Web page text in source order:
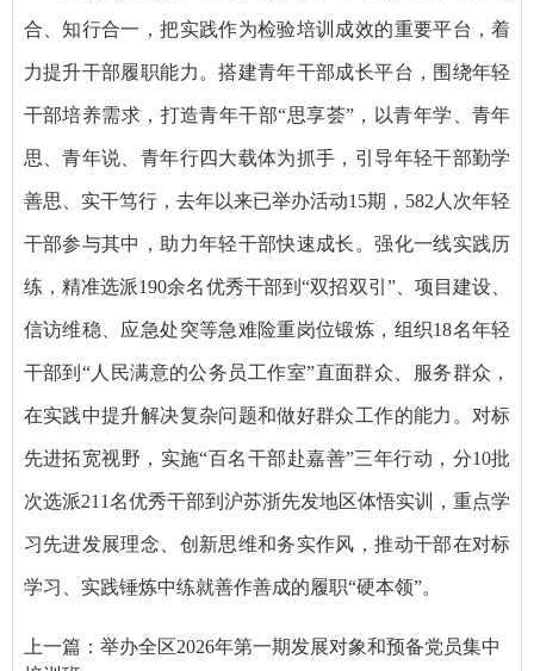
合、知行合一，把实践作为检验培训成效的重要平台，着
力提升干部履职能力。搭建青年干部成长平台，围绕年轻
干部培养需求，打造青年干部“思享荟”，以青年学、青年
思、青年说、青年行四大载体为抓手，引导年轻干部勤学
善思、实干笃行，去年以来已举办活动15期，582人次年轻
干部参与其中，助力年轻干部快速成长。强化一线实践历
练，精准选派190余名优秀干部到“双招双引”、项目建设、
信访维稳、应急处突等急难险重岗位锻炼，组织18名年轻
干部到“人民满意的公务员工作室”直面群众、服务群众，
在实践中提升解决复杂问题和做好群众工作的能力。对标
先进拓宽视野，实施“百名干部赴嘉善”三年行动，分10批
次选派211名优秀干部到沪苏浙先发地区体悟实训，重点学
习先进发展理念、创新思维和务实作风，推动干部在对标
学习、实践锤炼中练就善作善成的履职“硬本领”。
上一篇： 举办全区2026年第一期发展对象和预备党员集中